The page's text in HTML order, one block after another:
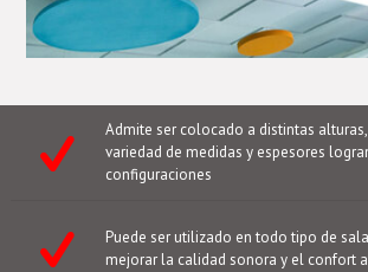
Admite ser colocado a distintas
variedad de medidas y espesores
configuraciones
Puede ser utilizado en todo tipo de
mejorar la calidad sonora y el confort